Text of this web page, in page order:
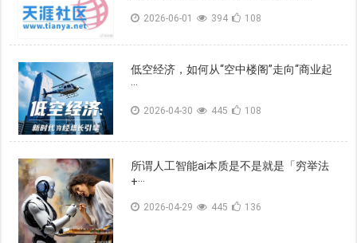
2026-06-01 394 108
低空经济，如何从“空中楼阁”走向“商业起
···
2026-04-30 445 108
所谓人工智能ai本质是不是就是「穷举法
+···
2026-04-29 445 136